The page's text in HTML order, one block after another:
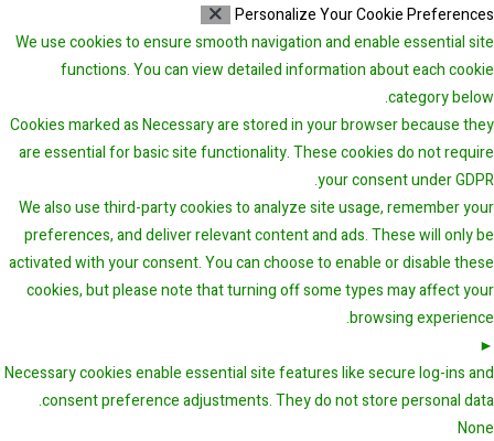
Personalize Your Cookie Preferences
We use cookies to ensure smooth navigation and enable essential site
functions. You can view detailed information about each cookie
category below.
Cookies marked asNecessaryare stored in your browser because they
are essential for basic site functionality.These cookies do not require
your consent under GDPR.
We also use third-party cookies to analyze site usage, remember your
preferences, and deliver relevant content and ads. These will only be
activated with your consent. You can choose to enable or disable these
cookies, but please note that turning off some types may affect your
browsing experience.
►
Necessary cookies enable essential site features like secure log-ins and
consent preference adjustments. They do not store personal data.
None